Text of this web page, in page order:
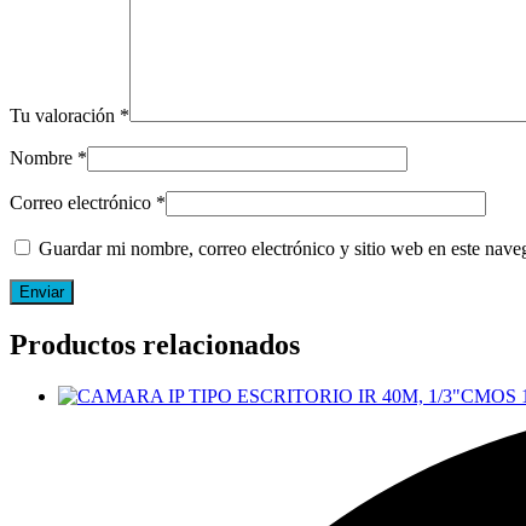
Tu valoración *
Nombre *
Correo electrónico *
Guardar mi nombre, correo electrónico y sitio web en este
Productos relacionados